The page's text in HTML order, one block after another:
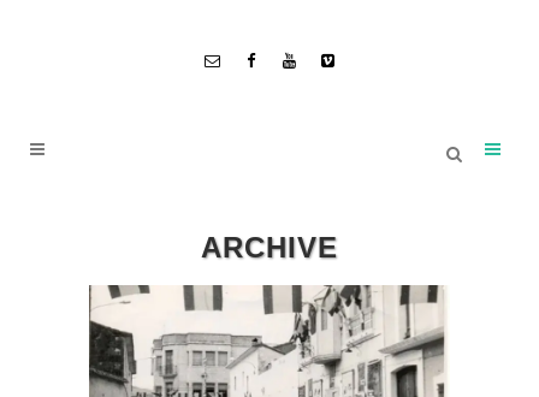
ARCHIVE